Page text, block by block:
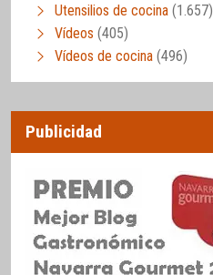
Utensilios de cocina (1.657)
Vídeos (405)
Vídeos de cocina (496)
Publicidad